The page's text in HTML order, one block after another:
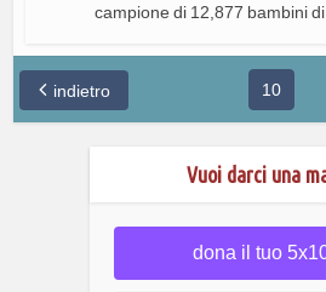
campione di 12,877 bambini di
indietro 10
Vuoi darci una
dona il tuo